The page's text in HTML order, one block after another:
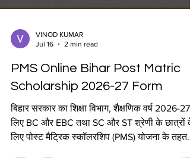
Jul 16
2 min read
PMS Online Bihar Post Matric
Scholarship 2026-27 Form
बिहार सरकार का शिक्षा विभाग, शैक्षणिक वर्ष 2026-27
लिए BC और EBC तथा SC और ST श्रेणी के छात्रों के
लिए पोस्ट मैट्रिक स्कॉलरशिप (PMS) योजना के तहत